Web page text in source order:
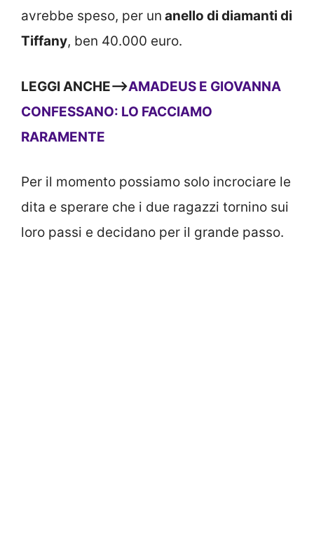
avrebbe speso, per un anello di diamanti di
Tiffany, ben 40.000 euro.
LEGGI ANCHE—>AMADEUS E GIOVANNA
CONFESSANO: LO FACCIAMO
RARAMENTE
Per il momento possiamo solo incrociare le
dita e sperare che i due ragazzi tornino sui
loro passi e decidano per il grande passo.